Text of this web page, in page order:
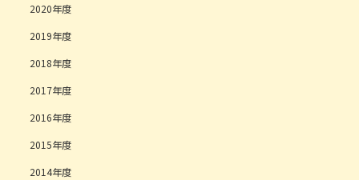
2020
2019
2018
2017
2016
2015
2014